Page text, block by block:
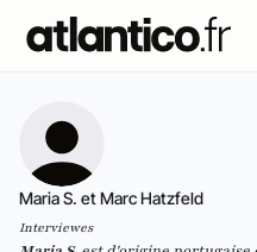
Maria S. et Marc Hatzfeld
Interviewes